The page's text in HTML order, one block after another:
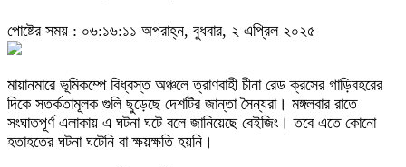
পোষ্টের সময় : ০৬:১৬:১১ অপরাহ্ন, বুধবার, ২ এপ্রিল ২০২৫
মায়ানমারে ভূমিকম্পে বিধ্বস্ত অঞ্চলে ত্রাণবাহী চীনা রেড ক্রসের গাড়িবহরের
দিকে সতর্কতামূলক গুলি ছুড়েছে দেশটির জান্তা সৈন্যরা। মঙ্গলবার রাতে
সংঘাতপূর্ণ এলাকায় এ ঘটনা ঘটে বলে জানিয়েছে বেইজিং। তবে এতে কোনো
হতাহতের ঘটনা ঘটেনি বা ক্ষয়ক্ষতি হয়নি।